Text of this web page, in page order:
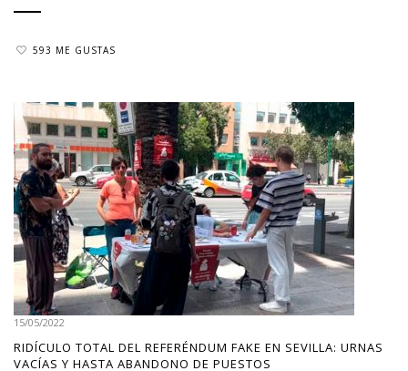
593 ME GUSTAS
15/05/2022
RIDÍCULO TOTAL DEL REFERÉNDUM FAKE EN SEVILLA: URNAS
VACÍAS Y HASTA ABANDONO DE PUESTOS